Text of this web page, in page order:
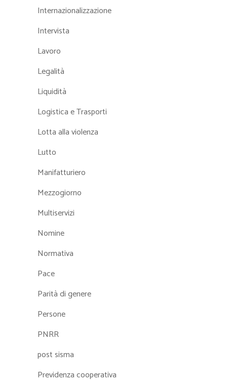
Internazionalizzazione
Intervista
Lavoro
Legalità
Liquidità
Logistica e Trasporti
Lotta alla violenza
Lutto
Manifatturiero
Mezzogiorno
Multiservizi
Nomine
Normativa
Pace
Parità di genere
Persone
PNRR
post sisma
Previdenza cooperativa